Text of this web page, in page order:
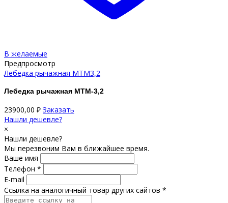
В желаемые
Предпросмотр
Лебедка рычажная МТМ3,2
Лебедка рычажная МТМ-3,2
23900,00 ₽ Заказать
Нашли дешевле?
×
Нашли дешевле?
Мы перезвоним Вам в ближайшее время.
Ваше имя
Телефон *
E-mail
Ссылка на аналогичный товар других сайтов *